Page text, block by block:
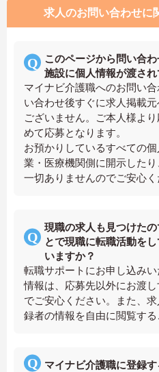
求人のお問い合わせに
このページから問い合
施設に個人情報が渡さ
マイナビ介護職へのお問い
い合わせ後すぐに求人掲載
ございません。ご本人様よ
めて応募となります。
お預かりしているすべての
業・医療機関側に開示した
一切ありませんのでご安心く
現職の求人も見つけた
とで現職に転職活動を
いますか？
転職サポートにお申し込み
情報は、応募先以外にお渡
でご安心ください。また、
録者の情報を自由に閲覧する
マイナビ介護職に登録